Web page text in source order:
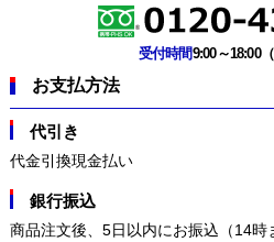
受付時間9:00～18:00
お支払方法
代引き
代金引換現金払い
銀行振込
商品注文後、5日以内にお振込（14